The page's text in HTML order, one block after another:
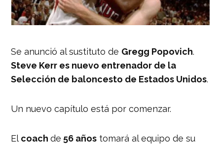
Se anunció al sustituto de Gregg Popovich.
Steve Kerr es nuevo entrenador de la
Selección de baloncesto de Estados Unidos.
Un nuevo capítulo está por comenzar.
El coachde 56 años tomará al equipo de su